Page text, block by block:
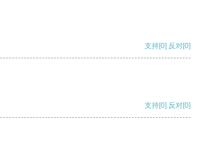
支持[0] 反对[0]
支持[0] 反对[0]